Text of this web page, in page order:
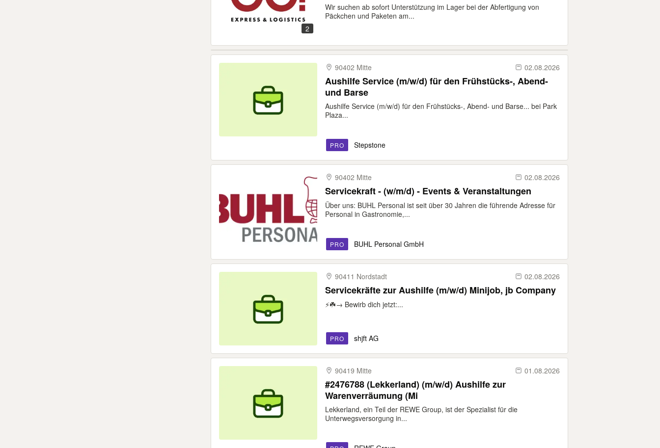
2
Wir suchen ab sofort Unterstützung im Lager bei der Abfertigung von
Päckchen und Paketen am...
90402 Mitte 02.08.2026
Aushilfe Service (m/w/d) für den Frühstücks-, Abend-
und Barse
Aushilfe Service (m/w/d) für den Frühstücks-, Abend- und Barse... bei Park
Plaza...
PRO Stepstone
90402 Mitte 02.08.2026
Servicekraft - (w/m/d) - Events & Veranstaltungen
Über uns: BUHL Personal ist seit über 30 Jahren die führende Adresse für
Personal in Gastronomie,...
PRO BUHL Personal GmbH
90411 Nordstadt 02.08.2026
Servicekräfte zur Aushilfe (m/w/d) Minijob, jb Company
⚡️☘️→ Bewirb dich jetzt:...
PRO shjft AG
90419 Mitte 01.08.2026
#2476788 (Lekkerland) (m/w/d) Aushilfe zur
Warenverräumung (Mi
Lekkerland, ein Teil der REWE Group, ist der Spezialist für die
Unterwegsversorgung in...